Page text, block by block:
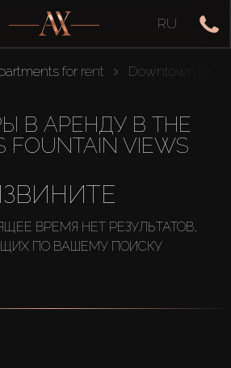
RU
for rent Downtown
В АРЕНДУ В THE
FOUNTAIN VIEWS
ВРЕМЯ НЕТ РЕЗУЛЬТАТОВ,
ПО ВАШЕМУ ПОИСКУ